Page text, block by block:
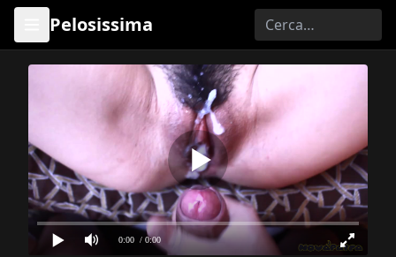
Pelosissima
0:00 / 0:00